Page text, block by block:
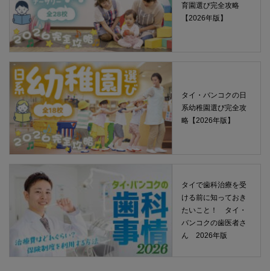
育園選び完全攻略
【2026年版】
タイ・バンコクの日
系幼稚園選び完全攻
略【2026年版】
タイで歯科治療を受
ける前に知っておき
たいこと！ タイ・
バンコクの歯医者さ
ん 2026年版